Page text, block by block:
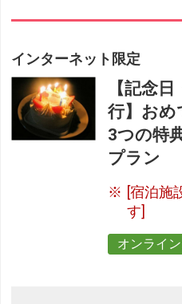
インターネット限定
【記念
行】おめ
3つの特
プラン
[宿泊施
す]
オンライ